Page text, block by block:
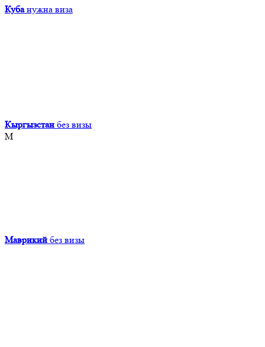
Куба нужна виза
Кыргызcтан без визы
М
Маврикий без визы